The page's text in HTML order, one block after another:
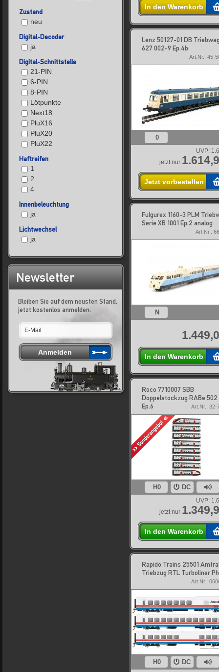
Zustand
neu
Digital-Decoder
ja
Digital-Schnittstelle
21-PIN
6-PIN
8-PIN
Lötpunkte
Next18
PluX16
PluX20
PluX22
Haftreifen
1
2
4
Innenbeleuchtung
ja
Lichtwechsel
ja
Newsletter
Bleiben Sie auf dem neusten Stand,
jetzt kostenlos anmelden:
In den Warenkorb
Lenz 50127-01 DB
627 002-9 Ep.4b
Art.Nr.: 45-
0
UVP:
jetzt nur
Jetzt vorbestellen
Fulgurex 1160-3 PLM
Serie XB 1001 Ep.2 analog
Art.Nr.:
N
In den Warenkorb
Roco 7710007 SBB
Doppelstockzug RABe
Ep.6
Art.Nr.: 32-
H0 DC
UVP:
jetzt nur
In den Warenkorb
Rapido Trains 25501
Triebzug RTL Turboliner
Art.Nr.:
H0 DC